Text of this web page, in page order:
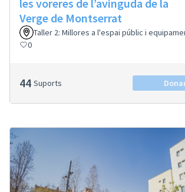
les voreres de l’avinguda de la
Verge de Montserrat
Taller 2: Millores a l'espai públic i
0
44 Suports